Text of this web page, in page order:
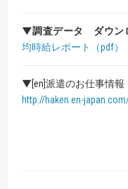
▼調査データ ダウ
均時給レポート
（pdf）
▼[en]派遣のお仕事情報
http://haken.en-